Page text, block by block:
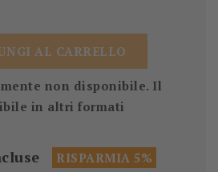
AL CARRELLO
non disponibile. Il
in altri formati
RISPARMIA 5%